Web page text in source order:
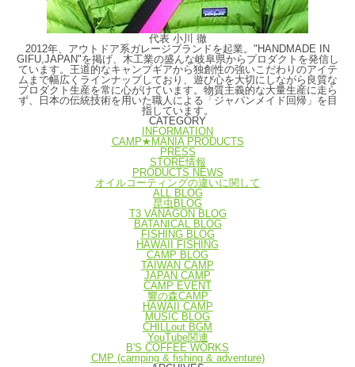
代表 小川 徹
2012年、アウトドア系ガレージブランドを起業。"HANDMADE IN
GIFU,JAPAN"を掲げ、木工業の盛んな岐阜県からプロダクトを発信し
ています。王道的なキャンプギアから独創性の強いこだわりのアイテ
ムまで幅広くラインナップしており、遊び心を大切にしながら良質な
プロダクト生産を常に心がけています。物質主義的な大量生産に走ら
ず、日本の伝統技術を用いた職人による「ジャパンメイド回帰」を目
指しています。
CATEGORY
INFORMATION
CAMP★MANIA PRODUCTS
PRESS
STORE情報
PRODUCTS NEWS
オイルコーティングの違いに関して
ALL BLOG
昆虫BLOG
T3 VANAGON BLOG
BATANICAL BLOG
FISHING BLOG
HAWAII FISHING
CAMP BLOG
TAIWAN CAMP
JAPAN CAMP
CAMP EVENT
響の森CAMP
HAWAII CAMP
MUSIC BLOG
CHILLout BGM
YouTube関連
B'S COFFEE WORKS
CMP (camping & fishing & adventure)